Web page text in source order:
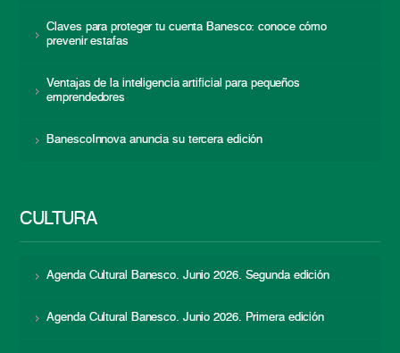
Claves para proteger tu cuenta Banesco: conoce cómo
prevenir estafas
Ventajas de la inteligencia artificial para pequeños
emprendedores
BanescoInnova anuncia su tercera edición
CULTURA
Agenda Cultural Banesco. Junio 2026. Segunda edición
Agenda Cultural Banesco. Junio 2026. Primera edición